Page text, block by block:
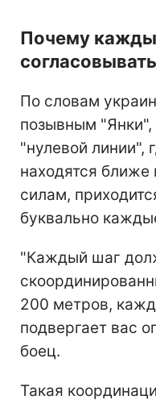
Почему
согласовывать
По словам
позывным
"нулевой линии",
находятся ближе
силам,
буквально
"Каждый шаг
200 метров,
подвергает вас
боец.
Такая